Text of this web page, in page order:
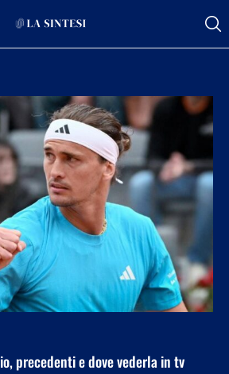
precedenti e dove vederla in tv